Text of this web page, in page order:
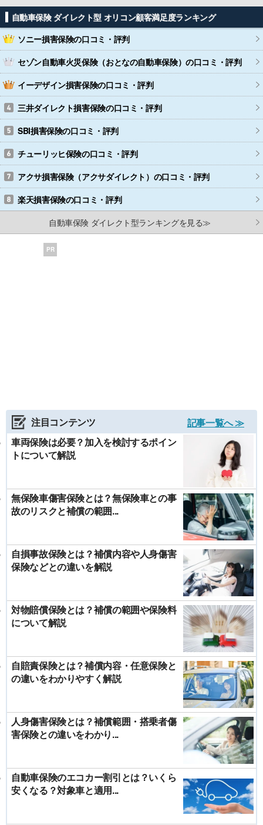
自動車保険 ダイレクト型 オリコン顧客満足度ランキング
ソニー損害保険の口コミ・評判
セゾン自動車火災保険（おとなの自動車保険）の口コミ・評判
イーデザイン損害保険の口コミ・評判
三井ダイレクト損害保険の口コミ・評判
SBI損害保険の口コミ・評判
チューリッヒ保険の口コミ・評判
アクサ損害保険（アクサダイレクト） の口コミ・評判
楽天損害保険の口コミ・評判
自動車保険 ダイレクト型ランキングを見る≫
PR
注目コンテンツ
記事一覧へ ≫
車両保険は必要？加入を検討するポイン
トについて解説
無保険車傷害保険とは？無保険車との事
故のリスクと補償の範囲...
自損事故保険とは？補償内容や人身傷害
保険などとの違いを解説
対物賠償保険とは？補償の範囲や保険料
について解説
自賠責保険とは？補償内容・任意保険と
の違いをわかりやすく解説
人身傷害保険とは？補償範囲・搭乗者傷
害保険との違いをわかり...
自動車保険のエコカー割引とは？いくら
安くなる？対象車と適用...